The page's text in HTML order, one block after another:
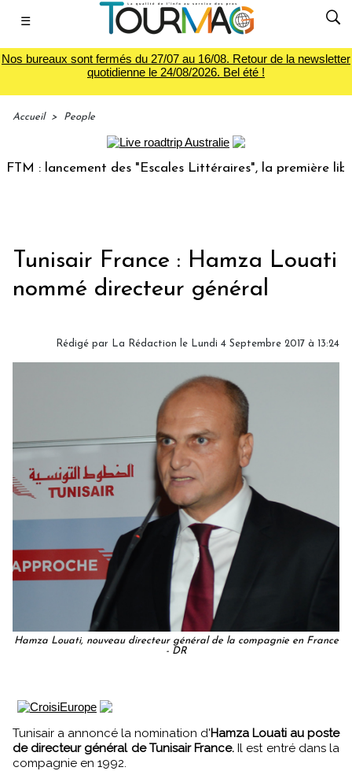
☰
Nos bureaux sont fermés du 27/07 au 16/08. Retour de la newsletter
quotidienne le 24/08/2026. Bel été !
Accueil > People
: lancement des "Escales Littéraires", la première
Tunisair France : Hamza Louati
nommé directeur général
Rédigé par La Rédaction le Lundi 4 Septembre 2017 à 13:24
Hamza Louati, nouveau directeur général de la compagnie en France
- DR
Tunisair a annoncé la nomination d'Hamza Louati au poste
de directeur général de Tunisair France. Il est entré dans la
compagnie en 1992.